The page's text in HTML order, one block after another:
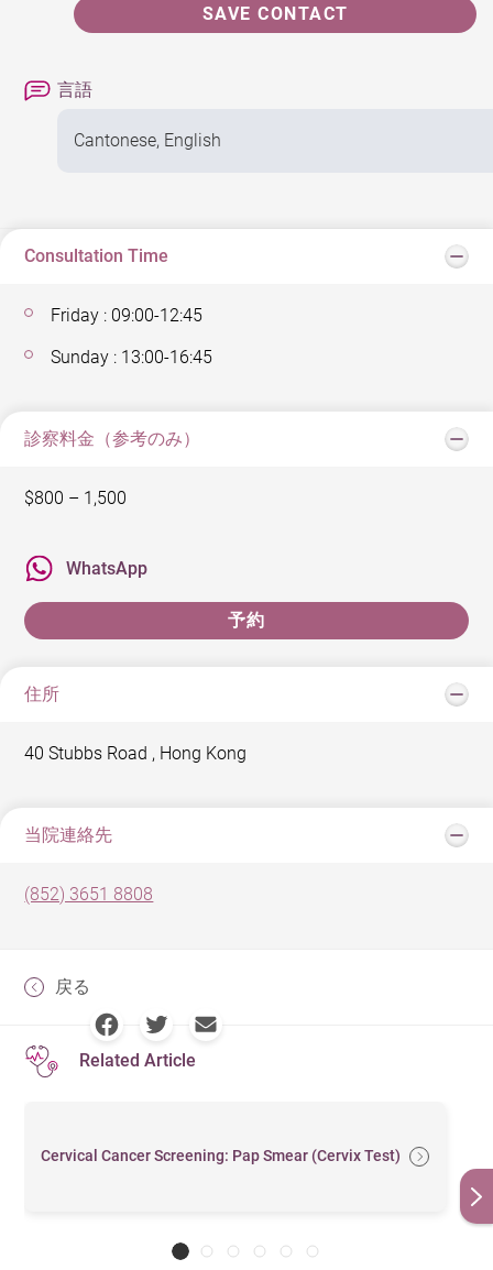
SAVE CONTACT
言語
Cantonese, English
Consultation Time
Friday : 09:00-12:45
Sunday : 13:00-16:45
診察料金（参考のみ）
$800 – 1,500
WhatsApp
予約
住所
40 Stubbs Road , Hong Kong
当院連絡先
(852) 3651 8808
戻る
Related Article
Cervical Cancer Screening: Pap Smear (Cervix Test)